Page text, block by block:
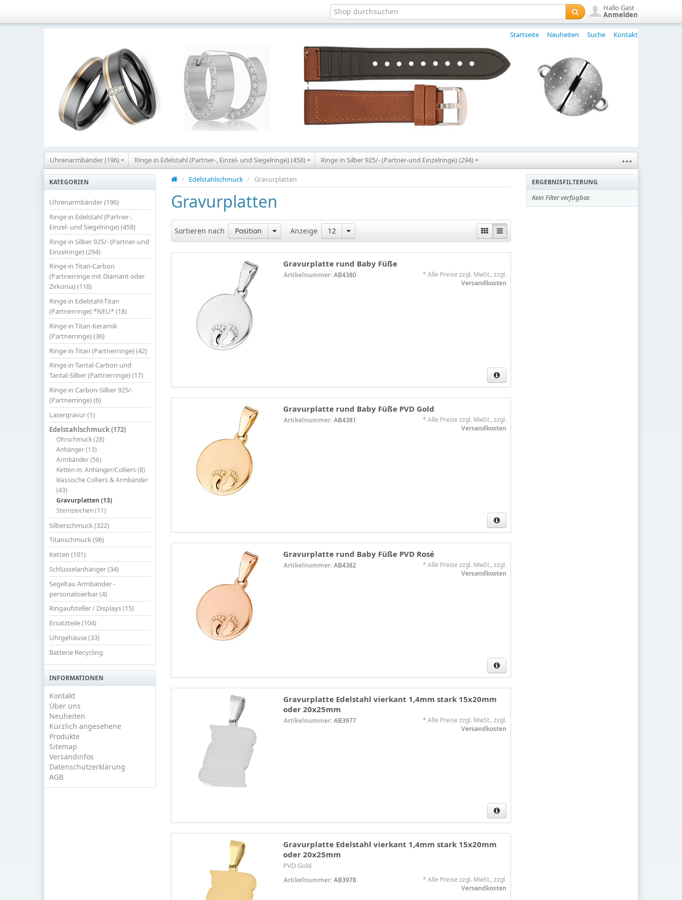
Hallo Gast
Anmelden
Startseite Neuheiten Suche Kontakt
Uhrenarmbänder (196) Ringe in Edelstahl (Partner-, Einzel- und Siegelringe) (458) Ringe in Silber 925/- (Partner-und Einzelringe) (294) ...
KATEGORIEN
Uhrenarmbänder (196)
Ringe in Edelstahl (Partner-,
Einzel- und Siegelringe) (458)
Ringe in Silber 925/- (Partner-und
Einzelringe) (294)
Ringe in Titan-Carbon
(Partnerringe mit Diamant oder
Zirkonia) (118)
Ringe in Edelstahl-Titan
(Partnerringe) *NEU* (18)
Ringe in Titan-Keramik
(Partnerringe) (36)
Ringe in Titan (Partnerringe) (42)
Ringe in Tantal-Carbon und
Tantal-Silber (Partnerringe) (17)
Ringe in Carbon-Silber 925/-
(Partnerringe) (6)
Lasergravur (1)
Edelstahlschmuck (172)
Ohrschmuck (28)
Anhänger (13)
Armbänder (56)
Ketten m. Anhänger/Colliers (8)
klassische Colliers & Armbänder
(43)
Gravurplatten (13)
Sternzeichen (11)
Silberschmuck (322)
Titanschmuck (96)
Ketten (101)
Schlüsselanhänger (34)
Segeltau Armbänder -
personalisierbar (4)
Ringaufsteller / Displays (15)
Ersatzteile (104)
Uhrgehäuse (33)
Batterie Recycling
INFORMATIONEN
Kontakt
Über uns
Neuheiten
Kürzlich angesehene
Produkte
Sitemap
Versandinfos
Datenschutzerklärung
AGB
/ Edelstahlschmuck / Gravurplatten
Gravurplatten
Sortieren nach Position Anzeige 12
Gravurplatte rund Baby Füße
Artikelnummer: AB4380
* Alle Preise zzgl. MwSt., zzgl.
Versandkosten
Gravurplatte rund Baby Füße PVD Gold
Artikelnummer: AB4381
* Alle Preise zzgl. MwSt., zzgl.
Versandkosten
Gravurplatte rund Baby Füße PVD Rosé
Artikelnummer: AB4382
* Alle Preise zzgl. MwSt., zzgl.
Versandkosten
Gravurplatte Edelstahl vierkant 1,4mm stark 15x20mm
oder 20x25mm
Artikelnummer: AB3977
* Alle Preise zzgl. MwSt., zzgl.
Versandkosten
Gravurplatte Edelstahl vierkant 1,4mm stark 15x20mm
oder 20x25mm
PVD Gold
Artikelnummer: AB3978
* Alle Preise zzgl. MwSt., zzgl.
Versandkosten
ERGEBNISFILTERUNG
Kein Filter verfügbar.